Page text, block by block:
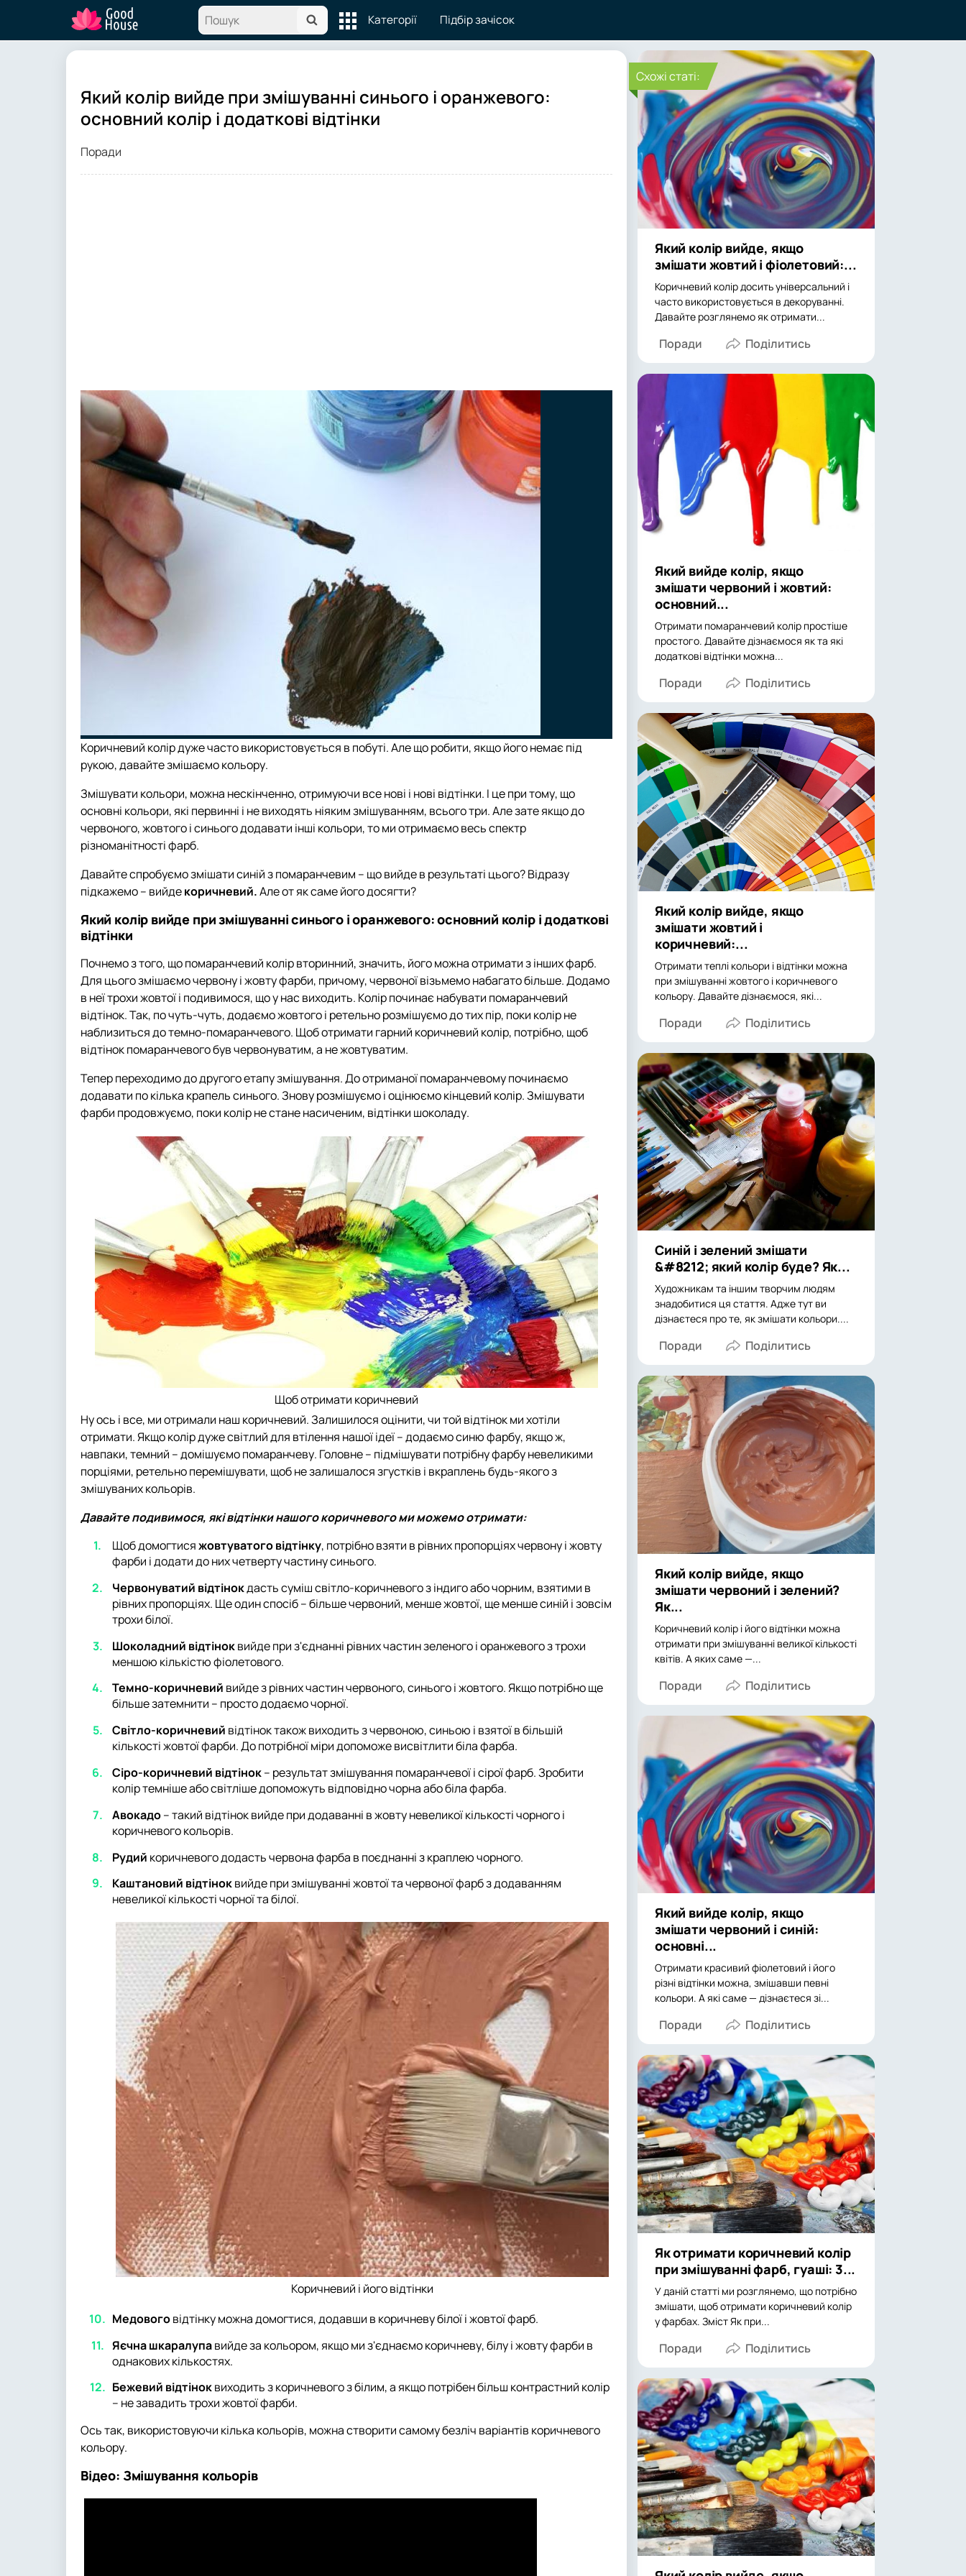
Категорії Підбір зачісок
Який колір вийде при змішуванні синього і оранжевого:
основний колір і додаткові відтінки
Поради
Коричневий колір дуже часто використовується в побуті. Але що робити, якщо його немає під
рукою, давайте змішаємо кольору.
Змішувати кольори, можна нескінченно, отримуючи все нові і нові відтінки. І це при тому, що
основні кольори, які первинні і не виходять ніяким змішуванням, всього три. Але зате якщо до
червоного, жовтого і синього додавати інші кольори, то ми отримаємо весь спектр
різноманітності фарб.
Давайте спробуємо змішати синій з помаранчевим – що вийде в результаті цього? Відразу
підкажемо – вийдекоричневий.Але от як саме його досягти?
Який колір вийде при змішуванні синього і оранжевого: основний колір і додаткові
відтінки
Почнемо з того, що помаранчевий колір вторинний, значить, його можна отримати з інших фарб.
Для цього змішаємо червону і жовту фарби, причому, червоної візьмемо набагато більше. Додамо
в неї трохи жовтої і подивимося, що у нас виходить. Колір починає набувати помаранчевий
відтінок. Так, по чуть-чуть, додаємо жовтого і ретельно розмішуємо до тих пір, поки колір не
наблизиться до темно-помаранчевого. Щоб отримати гарний коричневий колір, потрібно, щоб
відтінок помаранчевого був червонуватим, а не жовтуватим.
Тепер переходимо до другого етапу змішування. До отриманої помаранчевому починаємо
додавати по кілька крапель синього. Знову розмішуємо і оцінюємо кінцевий колір. Змішувати
фарби продовжуємо, поки колір не стане насиченим, відтінки шоколаду.
Щоб отримати коричневий
Ну ось і все, ми отримали наш коричневий. Залишилося оцінити, чи той відтінок ми хотіли
отримати. Якщо колір дуже світлий для втілення нашої ідеї – додаємо синю фарбу, якщо ж,
навпаки, темний – домішуємо помаранчеву. Головне – підмішувати потрібну фарбу невеликими
порціями, ретельно перемішувати, щоб не залишалося згустків і вкраплень будь-якого з
змішуваних кольорів.
Давайте подивимося, які відтінки нашого коричневого ми можемо отримати:
Щоб домогтисяжовтуватого відтінку, потрібно взяти в рівних пропорціях червону і жовту
фарби і додати до них четверту частину синього.
Червонуватий відтінокдасть суміш світло-коричневого з індиго або чорним, взятими в
рівних пропорціях. Ще один спосіб – більше червоний, менше жовтої, ще менше синій і зовсім
трохи білої.
Шоколадний відтіноквийде при з'єднанні рівних частин зеленого і оранжевого з трохи
меншою кількістю фіолетового.
Темно-коричневий вийде з рівних частин червоного, синього і жовтого. Якщо потрібно ще
більше затемнити – просто додаємо чорної.
Світло-коричневий відтінок також виходить з червоною, синьою і взятої в більшій
кількості жовтої фарби. До потрібної міри допоможе висвітлити біла фарба.
Сіро-коричневий відтінок– результат змішування помаранчевої і сірої фарб. Зробити
колір темніше або світліше допоможуть відповідно чорна або біла фарба.
Авокадо– такий відтінок вийде при додаванні в жовту невеликої кількості чорного і
коричневого кольорів.
Рудий коричневого додасть червона фарба в поєднанні з краплею чорного.
Каштановий відтіноквийде при змішуванні жовтої та червоної фарб з додаванням
невеликої кількості чорної та білої.
Коричневий і його відтінки
Медовоговідтінку можна домогтися, додавши в коричневу білої і жовтої фарб.
Яєчна шкаралупавийде за кольором, якщо ми з'єднаємо коричневу, білу і жовту фарби в
однакових кількостях.
Бежевий відтіноквиходить з коричневого з білим, а якщо потрібен більш контрастний колір
– не завадить трохи жовтої фарби.
Ось так, використовуючи кілька кольорів, можна створити самому безліч варіантів коричневого
кольору.
Відео: Змішування кольорів
Cхожі статі:
Який колір вийде, якщо
змішати жовтий і фіолетовий:...
Коричневий колір досить універсальний і
часто використовується в декоруванні.
Давайте розглянемо як отримати...
Поради
Який вийде колір, якщо
змішати червоний і жовтий:
основний...
Отримати помаранчевий колір простіше
простого. Давайте дізнаємося як та які
додаткові відтінки можна...
Поради
Який колір вийде, якщо
змішати жовтий і
коричневий:...
Отримати теплі кольори і відтінки можна
при змішуванні жовтого і коричневого
кольору. Давайте дізнаємося, які...
Поради
Синій і зелений змішати
&#8212; який колір буде? Як...
Художникам та іншим творчим людям
знадобитися ця стаття. Адже тут ви
дізнаєтеся про те, як змішати кольори....
Поради
Який колір вийде, якщо
змішати червоний і зелений?
Як...
Коричневий колір і його відтінки можна
отримати при змішуванні великої кількості
квітів. А яких саме —...
Поради
Який вийде колір, якщо
змішати червоний і синій:
основні...
Отримати красивий фіолетовий і його
різні відтінки можна, змішавши певні
кольори. А які саме — дізнаєтеся зі...
Поради
Як отримати коричневий колір
при змішуванні фарб, гуаші: 3...
У даній статті ми розглянемо, що потрібно
змішати, щоб отримати коричневий колір
у фарбах. Зміст Як при...
Поради